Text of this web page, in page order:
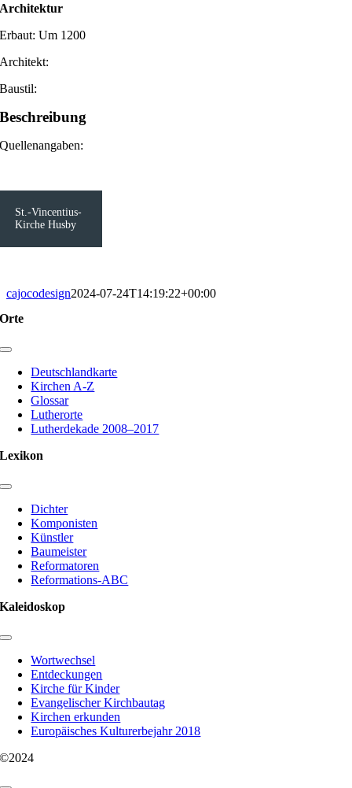
Architektur
Erbaut: Um 1200
Architekt:
Baustil:
Beschreibung
Quellenangaben:
St.-Vincentius-
Kirche Husby
cajocodesign2024-07-24T14:19:22+00:00
Orte
Toggle
NavigationDeutschlandkarte
Kirchen A-Z
Glossar
Lutherorte
Lutherdekade 2008–2017
Lexikon
Toggle
Navigation
Dichter
Komponisten
Künstler
Baumeister
Reformatoren
Reformations-ABC
Kaleidoskop
Toggle
NavigationWortwechsel
Entdeckungen
Kirche für Kinder
Evangelischer Kirchbautag
Kirchen erkunden
Europäisches Kulturerbejahr 2018
©2024